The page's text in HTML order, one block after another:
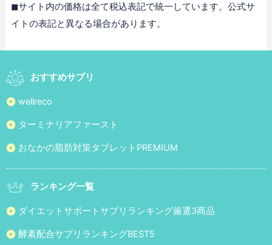
◼︎サイト内の価格は全て税込表記で統一しています。公式サ
イトの表記と異なる場合があります。
おすすめサプリ
wellreco
ターミナリアファースト
おなかの脂肪対策タブレットPREMIUM
ランキング一覧
ダイエットサポートサプリランキング厳選3商品
酵素配合サプリランキングBEST5